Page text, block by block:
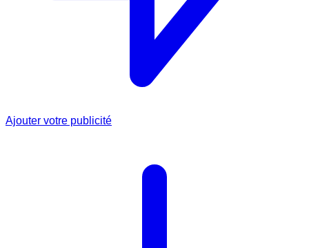
Ajouter votre publicité